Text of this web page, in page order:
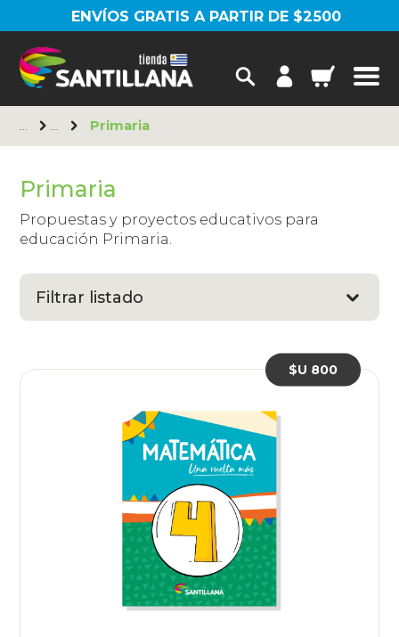
ENVÍOS GRATIS A PARTIR DE $2500
Primaria
Primaria
Propuestas y proyectos educativos para
educación Primaria.
Filtrar listado
$U 800